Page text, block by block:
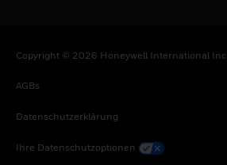
Copyright © 2026 Honeywell International Inc
AGBs
Datenschutzerklärung
Ihre Datenschutzoptionen